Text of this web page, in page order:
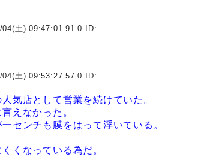
04(土) 09:47:01.91 0 ID:
04(土) 09:53:27.57 0 ID:
気店として営業を続けていた。
えなかった。
センチも膜をはって浮いている。
くなっている為だ。